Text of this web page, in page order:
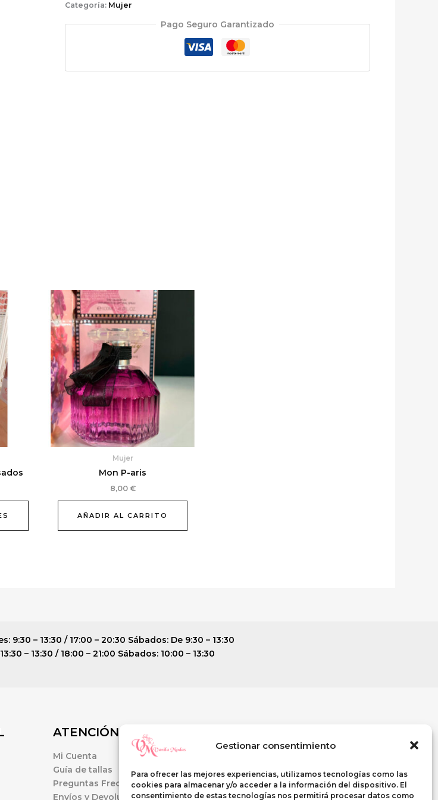
Gestionar consentimiento
Para ofrecer las mejores experiencias, utilizamos tecnologías como las
cookies para almacenar y/o acceder a la información del dispositivo. El
consentimiento de estas tecnologías nos permitirá procesar datos como
Categoría: Mujer
Pago Seguro Garantizado
producto
múltiples
variantes.
opciones
pueden
elegir
Mujer
Mon P-aris
8,00 €
AÑADIR AL CARRITO
9:30 – 13:30 / 17:00 – 20:30 Sábados: De 9:30 – 13:30
– 13:30 / 18:00 – 21:00 Sábados: 10:00 – 13:30
ATENCIÓN AL CLIENTE
Mi Cuenta
Guía de tallas
Preguntas Frecuentes
Envíos y Devoluciones
PUENTE GENIL (Córdoba)
Telf. 633 268 438